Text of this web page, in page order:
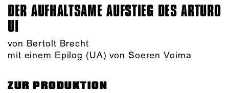
DER AUFHALTSAME AUFSTIEG DES ARTURO
UI
von Bertolt Brecht
mit einem Epilog (UA) von Soeren Voima
ZUR PRODUKTION